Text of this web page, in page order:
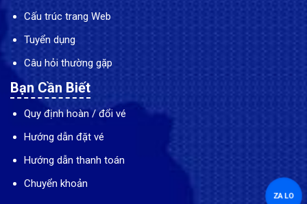
Cấu trúc trang Web
Tuyển dụng
Câu hỏi thường gặp
Bạn Cần Biết
Quy định hoàn / đổi vé
Hướng dẫn đặt vé
Hướng dẫn thanh toán
Chuyển khoản
ZALO